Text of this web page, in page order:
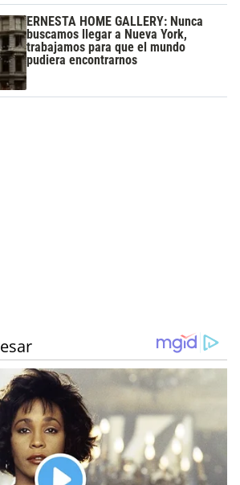
ERNESTA HOME GALLERY: Nunca
buscamos llegar a Nueva York,
trabajamos para que el mundo
pudiera encontrarnos